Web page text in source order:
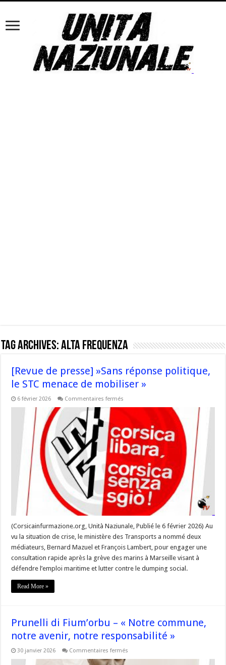
Tag Archives:Alta Frequenza
[Revue de presse] »Sans réponse politique,
le STC menace de mobiliser »
6 février 2026 Commentaires fermés
réponse
politique,
le
STC
menace
mobiliser »
(Corsicainfurmazione.org, Unità Naziunale, Publié le 6 février 2026) Au
vu la situation de crise, le ministère des Transports a nommé deux
médiateurs, Bernard Mazuel et François Lambert, pour engager une
consultation rapide après la grève des marins à Marseille visant à
défendre l’emploi maritime et lutter contre le dumping social.
Read More »
Prunelli di Fium’orbu – « Notre commune,
notre avenir, notre responsabilité »
30 janvier 2026 Commentaires fermés